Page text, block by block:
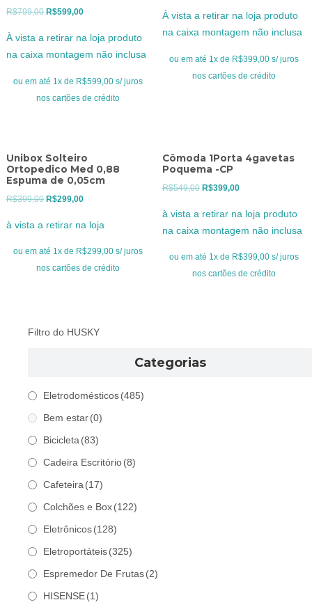
R$799,00 O
R$799,00.
R$599,00O
atual
R$599,00.
À vista a retirar na loja produto
na caixa montagem não inclusa
ou em até 1x de R$599,00 s/ juros
nos cartões de crédito
R$549,00.
atual
R$399,00.
À vista a retirar na loja produto
na caixa montagem não inclusa
ou em até 1x de R$399,00 s/ juros
nos cartões de crédito
Unibox Solteiro
Ortopedico Med 0,88
Espuma de 0,05cm
R$399,00 O
era:
R$399,00.
R$299,00O
atual
é:
R$299,00.
à vista a retirar na loja
ou em até 1x de R$299,00 s/ juros
nos cartões de crédito
Cômoda 1Porta 4gavetas
Poquema -CP
R$549,00 O
R$549,00.
R$399,00O
atual
R$399,00.
à vista a retirar na loja produto
na caixa montagem não inclusa
ou em até 1x de R$399,00 s/ juros
nos cartões de crédito
Filtro do HUSKY
Categorias
Eletrodomésticos (485)
Bem estar (0)
Bicicleta (83)
Cadeira Escritório (8)
Cafeteira (17)
Colchões e Box (122)
Eletrônicos (128)
Eletroportáteis (325)
Espremedor De Frutas (2)
HISENSE (1)